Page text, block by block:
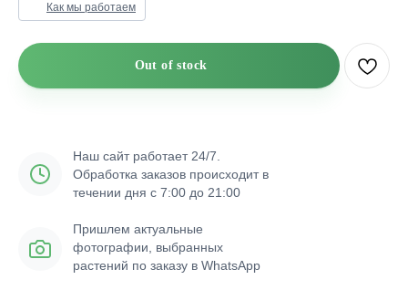
Как мы работаем
Out of stock
Наш сайт работает 24/7.
Обработка заказов происходит в
течении дня с 7:00 до 21:00
Пришлем актуальные
фотографии, выбранных
растений по заказу в WhatsApp